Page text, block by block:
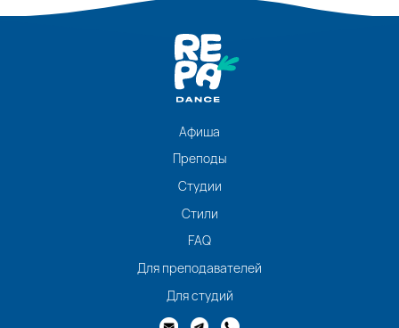
Афиша
Преподы
Студии
Стили
FAQ
Для преподавателей
Для студий